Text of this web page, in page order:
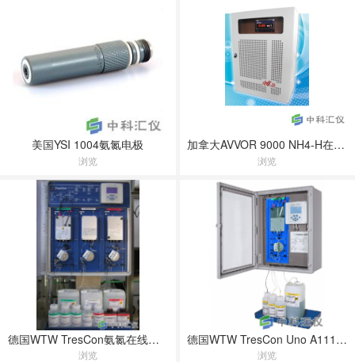
美国YSI 1004氨氮电极
浏览
加拿大AVVOR 9000 NH4-H在线氨氮测定仪
浏览
德国WTW TresCon氨氮在线测定仪
浏览
德国WTW TresCon Uno A111氨氮测试仪
浏览